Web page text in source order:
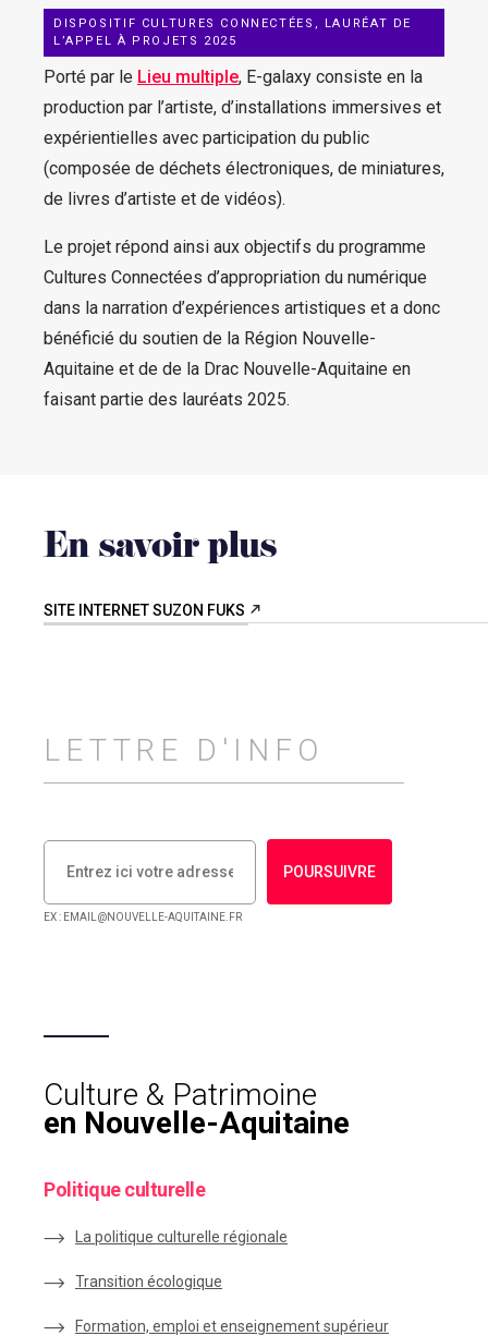
DISPOSITIF CULTURES CONNECTÉES, LAURÉAT DE
L’APPEL À PROJETS 2025
Porté par le Lieu multiple, E-galaxy consiste en la
production par l’artiste, d’installations immersives et
expérientielles avec participation du public
(composée de déchets électroniques, de miniatures,
de livres d’artiste et de vidéos).
Le projet répond ainsi aux objectifs du programme
Cultures Connectées d’appropriation du numérique
dans la narration d’expériences artistiques et a donc
bénéficié du soutien de la Région Nouvelle-
Aquitaine et de de la Drac Nouvelle-Aquitaine en
faisant partie des lauréats 2025.
En savoir plus
SITE INTERNET SUZON FUKS
LETTRE D'INFO
POURSUIVRE
EX : EMAIL@NOUVELLE-AQUITAINE.FR
Culture & Patrimoine
en Nouvelle-Aquitaine
Politique culturelle
La politique culturelle régionale
Transition écologique
Formation, emploi et enseignement supérieur